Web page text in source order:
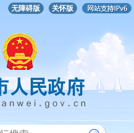
无障碍版 关怀版